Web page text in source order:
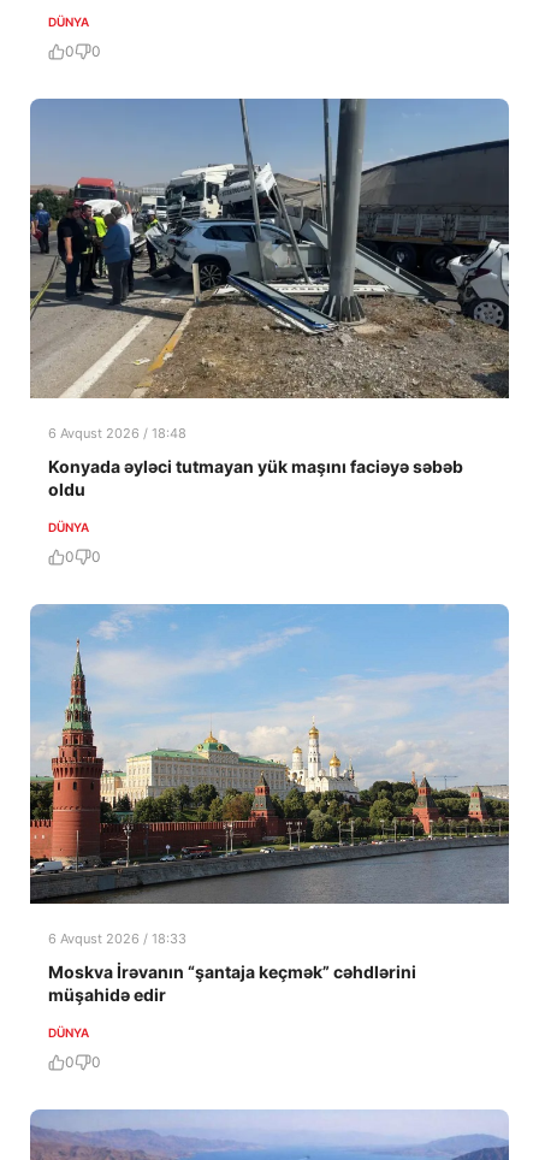
DÜNYA
0 0
6 Avqust 2026 / 18:48
Konyada əyləci tutmayan yük maşını faciəyə səbəb
oldu
DÜNYA
0 0
6 Avqust 2026 / 18:33
Moskva İrəvanın “şantaja keçmək” cəhdlərini
müşahidə edir
DÜNYA
0 0